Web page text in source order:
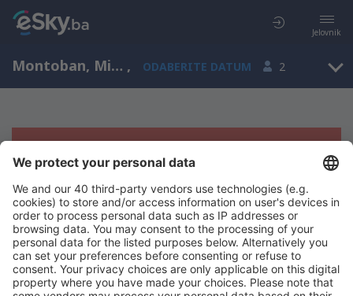
Jelovnik
Montoban, Midi - Pireneji, Francuska , ODABERITE DATUM 2
Žao nam je, ne možemo da prikažemo
rezultate
Pokušajte još jednom kad izaberete druge kriterijume